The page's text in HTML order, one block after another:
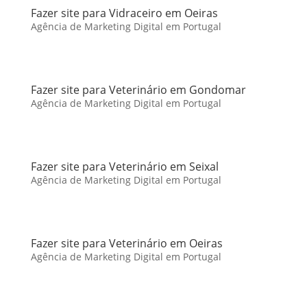
Fazer site para Vidraceiro em Oeiras
Agência de Marketing Digital em Portugal
Fazer site para Veterinário em Gondomar
Agência de Marketing Digital em Portugal
Fazer site para Veterinário em Seixal
Agência de Marketing Digital em Portugal
Fazer site para Veterinário em Oeiras
Agência de Marketing Digital em Portugal